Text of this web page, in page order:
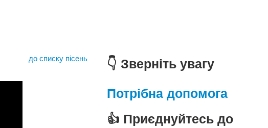
до списку пісень
👇 Зверніть увагу
Потрібна допомога
👍 Приєднуйтесь до